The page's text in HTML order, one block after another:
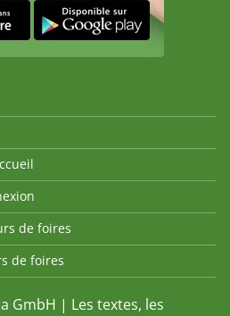
de foires
de foires
GmbH | Les textes, les